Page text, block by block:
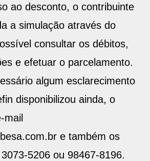
ao desconto, o contribuinte
a simulação através do
consultar os débitos,
e efetuar o parcelamento.
algum esclarecimento
disponibilizou ainda, o
mail
e também os
5206 ou 98467-8196.